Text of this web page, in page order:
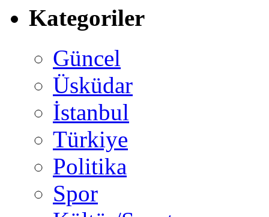
Kategoriler
Güncel
Üsküdar
İstanbul
Türkiye
Politika
Spor